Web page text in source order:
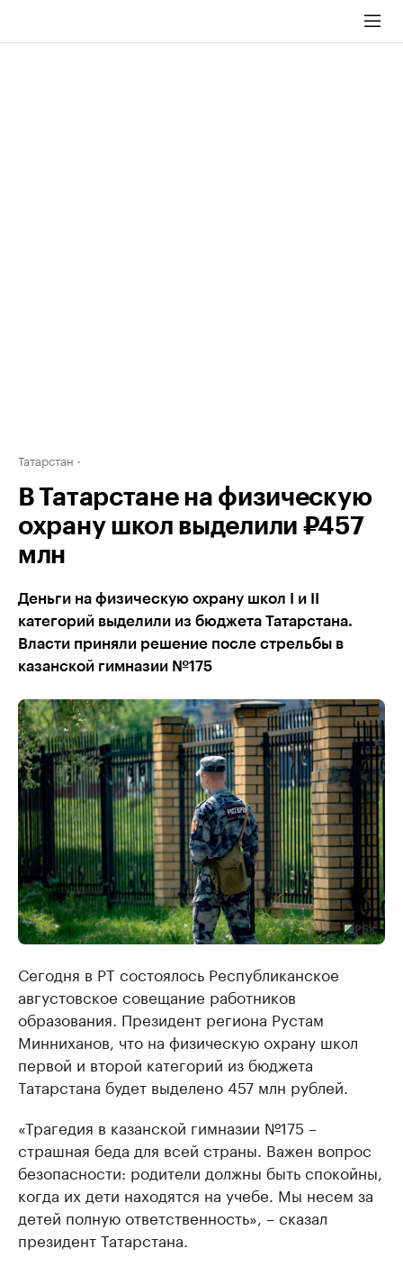
Татарстан
В Татарстане на физическую
охрану школ выделили ₽457
млн
Деньги на физическую охрану школ I и II
категорий выделили из бюджета Татарстана.
Власти приняли решение после стрельбы в
казанской гимназии №175
Сегодня в РТ состоялось Республиканское
августовское совещание работников
образования. Президент региона Рустам
Минниханов, что на физическую охрану школ
первой и второй категорий из бюджета
Татарстана будет выделено 457 млн рублей.
«Трагедия в казанской гимназии №175 –
страшная беда для всей страны. Важен вопрос
безопасности: родители должны быть спокойны,
когда их дети находятся на учебе. Мы несем за
детей полную ответственность», – сказал
президент Татарстана.